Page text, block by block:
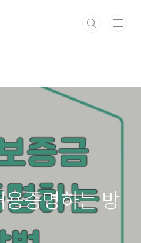
증명하는 방